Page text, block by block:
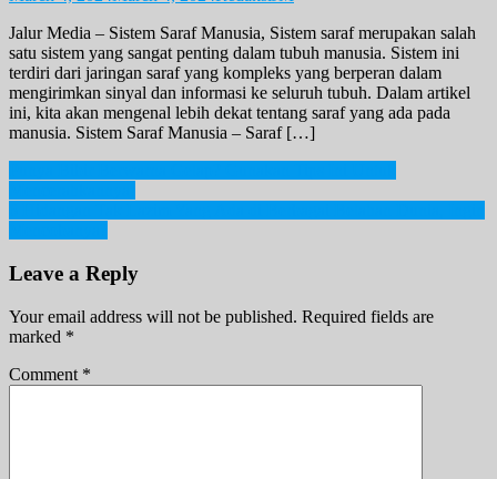
Jalur Media – Sistem Saraf Manusia, Sistem saraf merupakan salah
satu sistem yang sangat penting dalam tubuh manusia. Sistem ini
terdiri dari jaringan saraf yang kompleks yang berperan dalam
mengirimkan sinyal dan informasi ke seluruh tubuh. Dalam artikel
ini, kita akan mengenal lebih dekat tentang saraf yang ada pada
manusia. Sistem Saraf Manusia – Saraf […]
Post
navigation
Leave a Reply
Your email address will not be published. Required fields are
marked *
Comment *